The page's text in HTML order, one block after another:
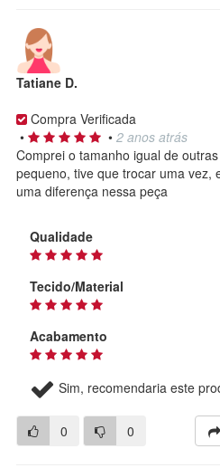
Tatiane D.
Compra Verificada
•
• 2 anos atrás
Comprei o tamanho igual de
pequeno, tive que trocar uma vez,
uma diferença nessa peça
Qualidade
Tecido/Material
Acabamento
Sim, recomendaria este
0 0